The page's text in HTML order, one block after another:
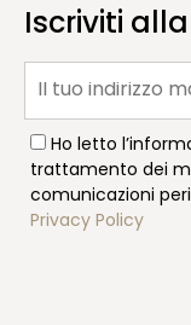
Iscriviti
Ho letto
trattamento dei
comunicazioni
Privacy Policy